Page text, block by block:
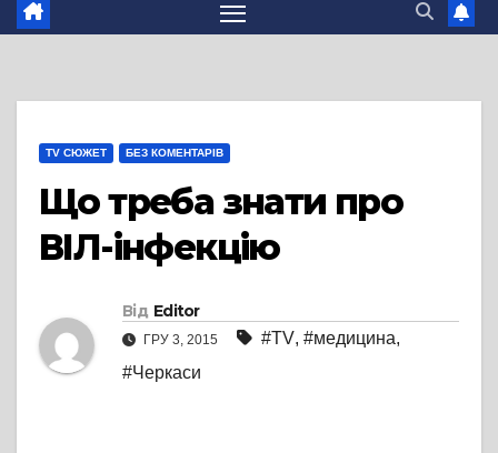
TV СЮЖЕТ БЕЗ КОМЕНТАРІВ
Що треба знати про
ВІЛ-інфекцію
Від Editor
ГРУ 3, 2015 #TV, #медицина,
#Черкаси